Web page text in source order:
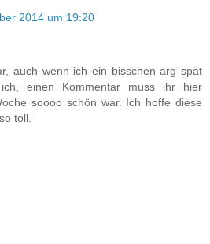
2014 um 19:20
auch wenn ich ein bisschen arg spät
einen Kommentar muss ihr hier
soooo schön war. Ich hoffe diese
toll.